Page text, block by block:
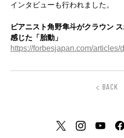
インタビューも行われました。
ピアニスト角野隼斗がクラウン
感じた「胎動」
https://forbesjapan.com/articles/
BACK